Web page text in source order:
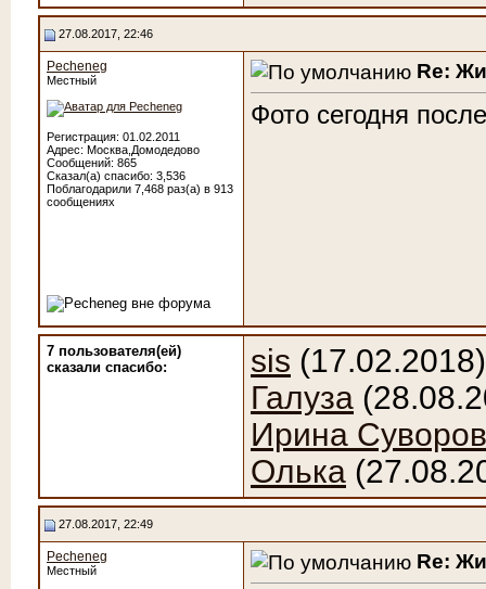
27.08.2017, 22:46
Pecheneg
Местный
Регистрация: 01.02.2011
Адрес: Москва,Домодедово
Сообщений: 865
Сказал(а) спасибо: 3,536
Поблагодарили 7,468 раз(а) в 913
сообщениях
Re:
Фото сегодня
7 пользователя(ей)
сказали cпасибо:
sis
Галуза
Ирина
Олька
27.08.2017, 22:49
Pecheneg
Местный Re: